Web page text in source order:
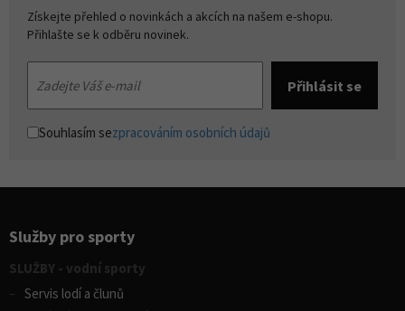
Získejte přehled o novinkách a akcích na našem e-shopu.
Přihlašte se k odběru novinek.
Souhlasím sezpracováním osobních údajů
Služby pro sporty
SLUŽBY - vodní sporty
Servis lodí a člunů